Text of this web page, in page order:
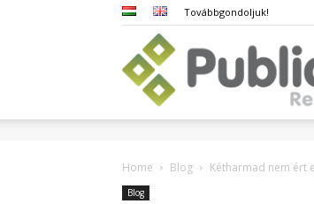
Továbbgondoljuk!
Home Blog Kétharmad nem ért
Blog